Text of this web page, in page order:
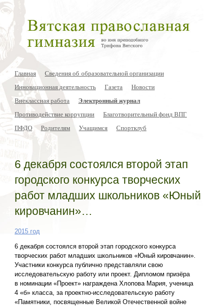
Главная
Сведения об образовательной организации
Инновационная деятельность
Газета
Новости
Внеклассная работа
Электронный журнал
Противодействие коррупции
Благотворительный фонд ВПГ
ПФДО
Родителям Учащимся Спортклуб
6 декабря состоялся второй этап
городского конкурса творческих
работ младших школьников «Юный
кировчанин»…
2015 год
6 декабря состоялся второй этап городского конкурса
творческих работ младших школьников «Юный кировчанин».
Участники конкурса публично представляли свою
исследовательскую работу или проект. Дипломом призёра
в номинации «Проект» награждена Хлопова Мария, ученица
4 «б» класса, за проектно-исследовательскую работу
«Памятники, посвященные Великой Отечественной войне